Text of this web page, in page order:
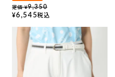
定価 ¥9,350
¥6,545税込